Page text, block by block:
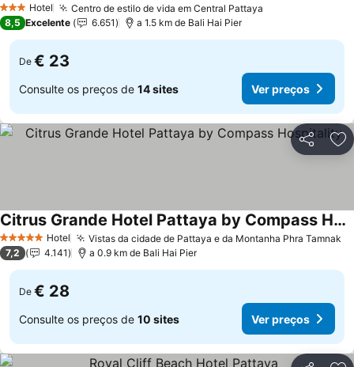
3 EstrelasHotel Centro de estilo de vida em Central Pattaya
8,5 Excelente 6.651 a 1.5 km de Bali Hai Pier
De € 23
Consulte os preços de 14 sites Ver preços
Partilhar
5 Estrelas Hotel Vistas da cidade de Pattaya e da Montanha Phra Tamnak
Citrus Grande Hotel Pattaya by Compass Hospitality
Ver preços
7,2 4.141 a 0.9 km de Bali Hai Pier
De € 28
Consulte os preços de 10 sites Ver preços